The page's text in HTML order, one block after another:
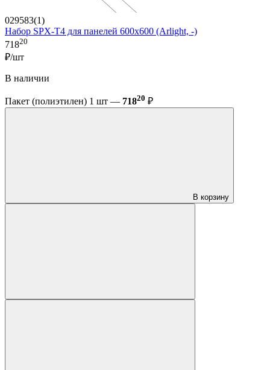
029583(1)
Набор SPX-T4 для панелей 600x600 (Arlight, -)
71820
₽/шт
В наличии
Пакет (полиэтилен) 1 шт — 71820 ₽
В корзину